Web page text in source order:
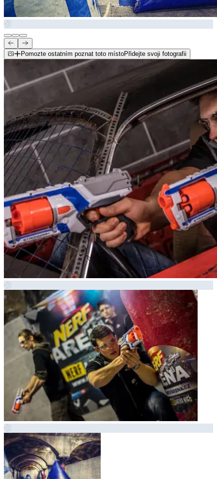
Pomozte ostatním poznat toto místoPřidejte svoji fotografii